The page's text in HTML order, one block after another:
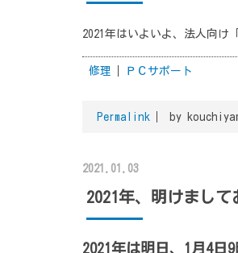
2021年はいよいよ、法人向け
修理 ＰＣサポート
Permalink by
2021.01.03
2021年、明けまして
2021年は明日、1月4日